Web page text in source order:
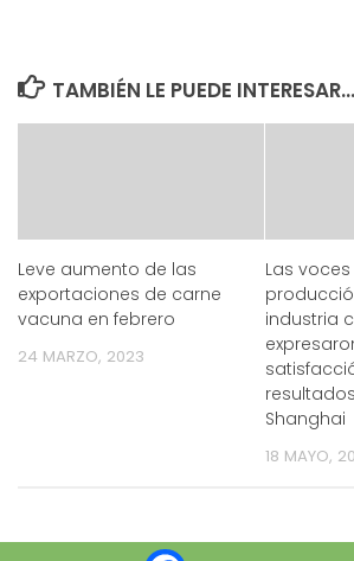
TAMBIÉN LE PUEDE INTERESAR...
Leve aumento de las
exportaciones de carne
vacuna en febrero
24 MARZO, 2023
Las
industria
Shanghai
18 MAYO,